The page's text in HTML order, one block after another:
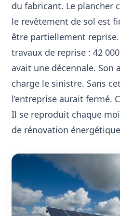
du fabricant. Le plancher
le revêtement de sol est
être partiellement
travaux de reprise : 42
avait une décennale. Son
charge le sinistre. Sans
l’entreprise aurait fermé.
Il se reproduit chaque
de rénovation